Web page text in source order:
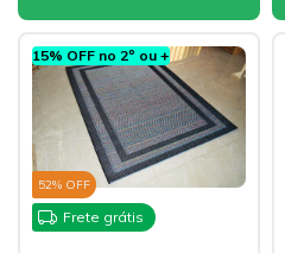
15% OFF no 2º ou +
52% OFF
Frete grátis